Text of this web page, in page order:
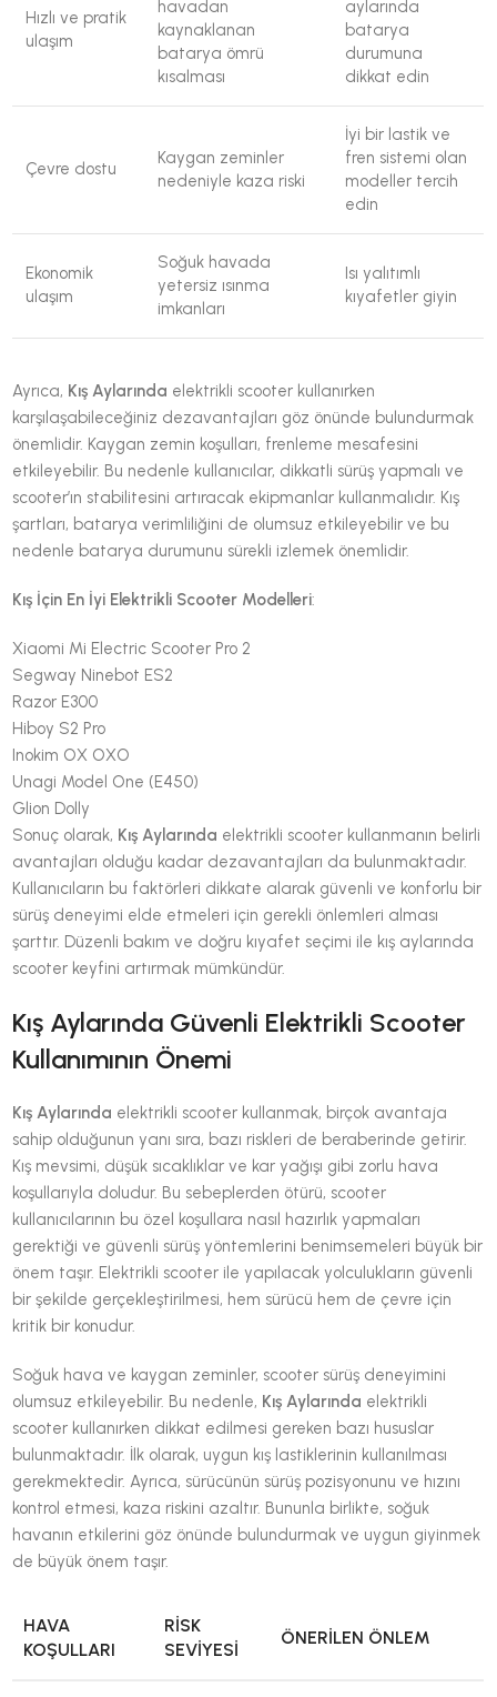
Hızlı ve pratik
ulaşım
havadan
kaynaklanan
batarya ömrü
kısalması
aylarında
batarya
durumuna
dikkat edin
Çevre dostu
Kaygan zeminler
nedeniyle kaza riski
İyi bir lastik ve
fren sistemi olan
modeller tercih
edin
Ekonomik
ulaşım
Soğuk havada
yetersiz ısınma
imkanları
Isı yalıtımlı
kıyafetler giyin
Ayrıca, Kış Aylarında elektrikli scooter kullanırken
karşılaşabileceğiniz dezavantajları göz önünde bulundurmak
önemlidir. Kaygan zemin koşulları, frenleme mesafesini
etkileyebilir. Bu nedenle kullanıcılar, dikkatli sürüş yapmalı ve
scooter’ın stabilitesini artıracak ekipmanlar kullanmalıdır. Kış
şartları, batarya verimliliğini de olumsuz etkileyebilir ve bu
nedenle batarya durumunu sürekli izlemek önemlidir.
Kış İçin En İyi Elektrikli Scooter Modelleri:
Xiaomi Mi Electric Scooter Pro 2
Segway Ninebot ES2
Razor E300
Hiboy S2 Pro
Inokim OX OXO
Unagi Model One (E450)
Glion Dolly
Sonuç olarak, Kış Aylarında elektrikli scooter kullanmanın belirli
avantajları olduğu kadar dezavantajları da bulunmaktadır.
Kullanıcıların bu faktörleri dikkate alarak güvenli ve konforlu bir
sürüş deneyimi elde etmeleri için gerekli önlemleri alması
şarttır. Düzenli bakım ve doğru kıyafet seçimi ile kış aylarında
scooter keyfini artırmak mümkündür.
Kış Aylarında Güvenli Elektrikli Scooter
Kullanımının Önemi
Kış Aylarında elektrikli scooter kullanmak, birçok avantaja
sahip olduğunun yanı sıra, bazı riskleri de beraberinde getirir.
Kış mevsimi, düşük sıcaklıklar ve kar yağışı gibi zorlu hava
koşullarıyla doludur. Bu sebeplerden ötürü, scooter
kullanıcılarının bu özel koşullara nasıl hazırlık yapmaları
gerektiği ve güvenli sürüş yöntemlerini benimsemeleri büyük bir
önem taşır. Elektrikli scooter ile yapılacak yolculukların güvenli
bir şekilde gerçekleştirilmesi, hem sürücü hem de çevre için
kritik bir konudur.
Soğuk hava ve kaygan zeminler, scooter sürüş deneyimini
olumsuz etkileyebilir. Bu nedenle, Kış Aylarında elektrikli
scooter kullanırken dikkat edilmesi gereken bazı hususlar
bulunmaktadır. İlk olarak, uygun kış lastiklerinin kullanılması
gerekmektedir. Ayrıca, sürücünün sürüş pozisyonunu ve hızını
kontrol etmesi, kaza riskini azaltır. Bununla birlikte, soğuk
havanın etkilerini göz önünde bulundurmak ve uygun giyinmek
de büyük önem taşır.
HAVA
KOŞULLARI
RISK
SEVIYESI
ÖNERILEN ÖNLEM